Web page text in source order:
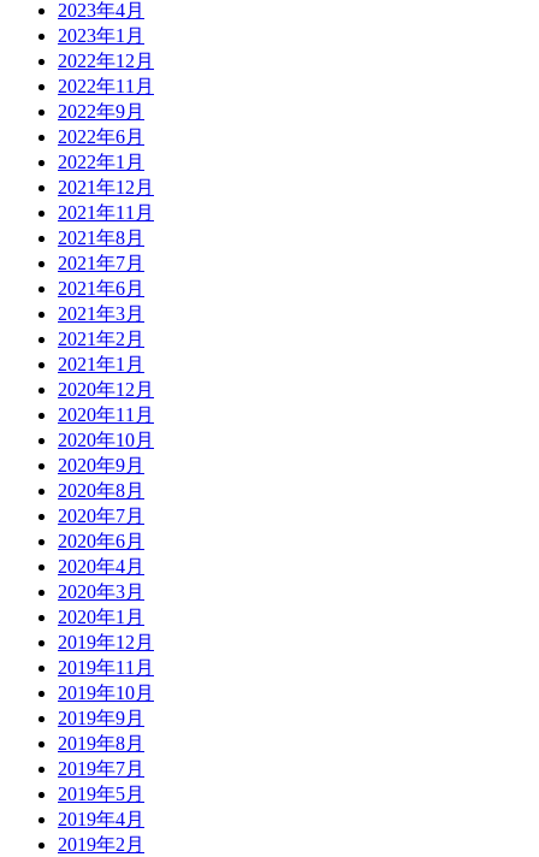
2023年4月
2023年1月
2022年12月
2022年11月
2022年9月
2022年6月
2022年1月
2021年12月
2021年11月
2021年8月
2021年7月
2021年6月
2021年3月
2021年2月
2021年1月
2020年12月
2020年11月
2020年10月
2020年9月
2020年8月
2020年7月
2020年6月
2020年4月
2020年3月
2020年1月
2019年12月
2019年11月
2019年10月
2019年9月
2019年8月
2019年7月
2019年5月
2019年4月
2019年2月